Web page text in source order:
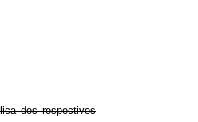
dos respectivos